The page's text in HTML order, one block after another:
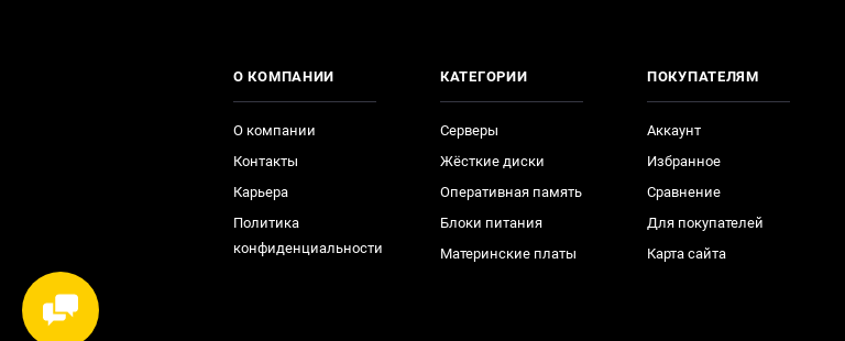
О КОМПАНИИ
О компании
Контакты
Карьера
Политика
конфиденциальности
КАТЕГОРИИ
Серверы
Жёсткие диски
Оперативная память
Блоки питания
Материнские платы
ПОКУПАТЕЛЯМ
Аккаунт
Избранное
Сравнение
Для покупателей
Карта сайта